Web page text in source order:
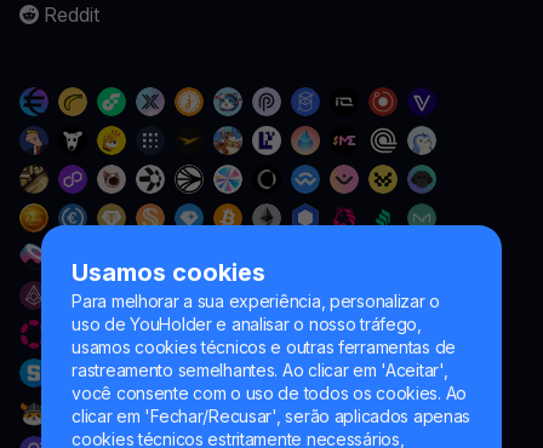
Usamos cookies
Para melhorar a sua experiência, personalizar o
uso de YouHolder e analisar o nosso tráfego,
usamos cookies técnicos e outras ferramentas de
rastreamento semelhantes. Ao clicar em 'Aceitar',
você consente com o uso de todos os cookies. Ao
clicar em 'Fechar/Recusar', serão aplicados apenas
cookies técnicos estritamente necessários,
Reddit